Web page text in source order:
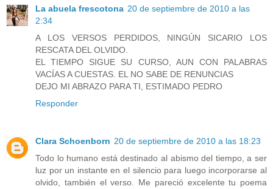
La abuela frescotona 20 de septiembre de 2010 a las
2:34
A LOS VERSOS PERDIDOS, NINGÚN SICARIO LOS
RESCATA DEL OLVIDO.
EL TIEMPO SIGUE SU CURSO, AUN CON PALABRAS
VACÍAS A CUESTAS. EL NO SABE DE RENUNCIAS
DEJO MI ABRAZO PARA TI, ESTIMADO PEDRO
Responder
Clara Schoenborn 20 de septiembre de 2010 a las 18:23
Todo lo humano está destinado al abismo del tiempo, a ser
luz por un instante en el silencio para luego incorporarse al
olvido, también el verso. Me pareció excelente tu poema